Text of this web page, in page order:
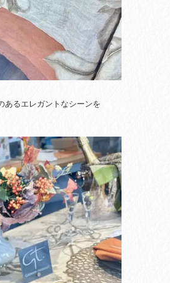
あるエレガントなシーンを